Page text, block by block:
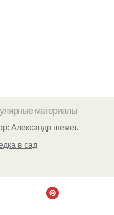
материалы
Александр шемет.
в сад